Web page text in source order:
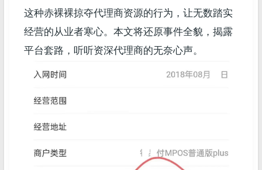
这种赤裸裸掠夺代理商资源的行为，让无数踏实
经营的从业者寒心。本文将还原事件全貌，揭露
平台套路，听听资深代理商的无奈心声。